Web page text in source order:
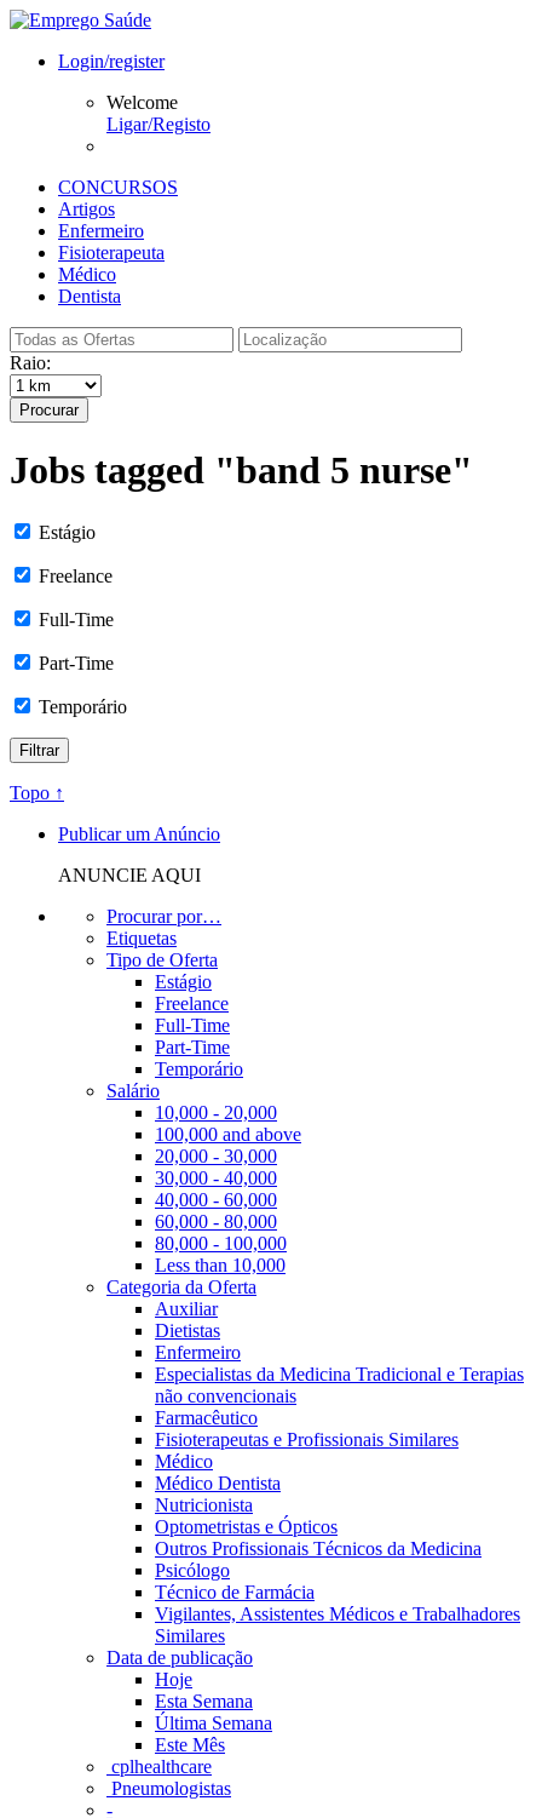
Login/register
Welcome
Ligar/Registo
CONCURSOS
Artigos
Enfermeiro
Fisioterapeuta
Médico
Dentista
Raio:
Procurar
Jobs tagged "band 5 nurse"
Estágio
Freelance
Full-Time
Part-Time
Temporário
Topo ↑
Publicar um Anúncio
ANUNCIE AQUI
Procurar por…
Etiquetas
Tipo de Oferta
Estágio
Freelance
Full-Time
Part-Time
Temporário
Salário
10,000 - 20,000
100,000 and above
20,000 - 30,000
30,000 - 40,000
40,000 - 60,000
60,000 - 80,000
80,000 - 100,000
Less than 10,000
Categoria da Oferta
Auxiliar
Dietistas
Enfermeiro
Especialistas da Medicina Tradicional e Terapias
não convencionais
Farmacêutico
Fisioterapeutas e Profissionais Similares
Médico
Médico Dentista
Nutricionista
Optometristas e Ópticos
Outros Profissionais Técnicos da Medicina
Psicólogo
Técnico de Farmácia
Vigilantes, Assistentes Médicos e Trabalhadores
Similares
Data de publicação
Hoje
Esta Semana
Última Semana
Este Mês
‎ cplhealthcare‬
Pneumologistas
-